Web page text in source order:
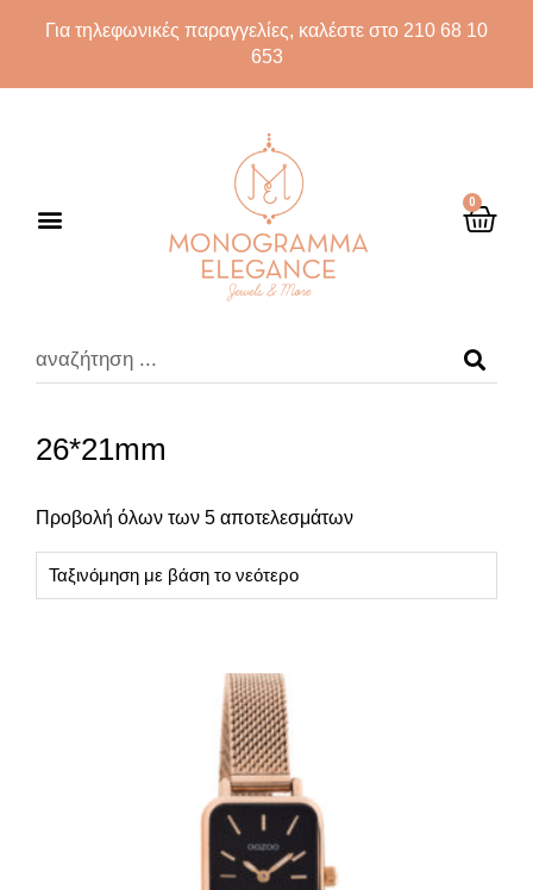
Για τηλεφωνικές παραγγελίες, καλέστε στο 210 68 10
653
0
26*21mm
Προβολή όλων των 5 αποτελεσμάτων